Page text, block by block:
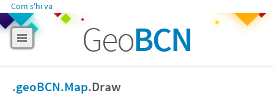
Com s'hi va
GeoBCN
.geoBCN.Map.Draw